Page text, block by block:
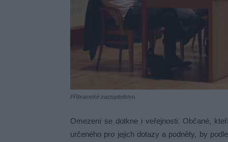
Příbramské zastupitelstvo.
Omezení se dotkne i veřejnosti. Občané,
určeného pro jejich dotazy a podněty, by